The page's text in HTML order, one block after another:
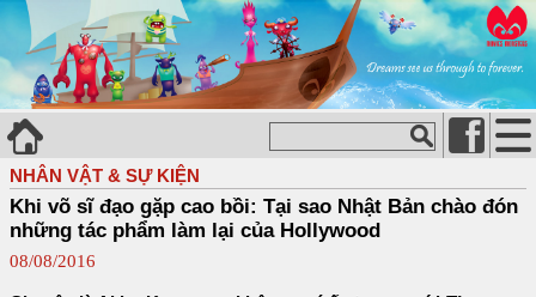
NHÂN VẬT & SỰ KIỆN
Khi võ sĩ đạo gặp cao bồi: Tại sao Nhật Bản chào đón
những tác phẩm làm lại của Hollywood
08/08/2016